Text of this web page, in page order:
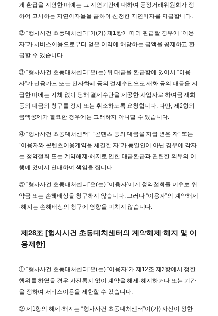
게 환급을 지연한 때에는 그 지연기간에 대하여 공정거래위원회가 정
하여 고시하는 지연이자율을 곱하여 산정한 지연이자를 지급합니다.
② “형사사건 초동대처센터”이(가) 제1항에 따라 환급할 경우에 “이용
자”가 서비스이용으로부터 얻은 이익에 해당하는 금액을 공제하고 환
급할 수 있습니다.
③ “형사사건 초동대처센터”은(는) 위 대금을 환급함에 있어서 “이용
자”가 신용카드 또는 전자화폐 등의 결제수단으로 재화 등의 대금을 지
급한 때에는 지체 없이 당해 결제수단을 제공한 사업자로 하여금 재화
등의 대금의 청구를 정지 또는 취소하도록 요청합니다. 다만, 제2항의
금액공제가 필요한 경우에는 그러하지 아니할 수 있습니다.
④ “형사사건 초동대처센터”, “콘텐츠 등의 대금을 지급 받은 자” 또는
“이용자와 콘텐츠이용계약을 체결한 자“가 동일인이 아닌 경우에 각자
는 청약철회 또는 계약해제·해지로 인한 대금환급과 관련한 의무의 이
행에 있어서 연대하여 책임을 집니다.
⑤ “형사사건 초동대처센터”은(는) “이용자”에게 청약철회를 이유로 위
약금 또는 손해배상을 청구하지 않습니다. 그러나 “이용자”의 계약해제
·해지는 손해배상의 청구에 영향을 미치지 않습니다.
제28조 [형사사건 초동대처센터의 계약해제·해지 및 이
용제한]
① “형사사건 초동대처센터”은(는) “이용자”가 제12조 제2항에서 정한
행위를 하였을 경우 사전통지 없이 계약을 해제·해지하거나 또는 기간
을 정하여 서비스이용을 제한할 수 있습니다.
② 제1항의 해제·해지는 “형사사건 초동대처센터”이(가) 자신이 정한